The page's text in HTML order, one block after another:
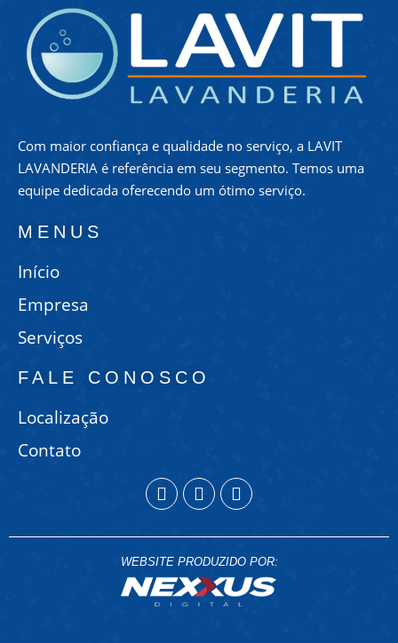
Com maior confiança e qualidade no serviço, a LAVIT
LAVANDERIA é referência em seu segmento. Temos uma
equipe dedicada oferecendo um ótimo serviço.
MENUS
Início
Empresa
Serviços
FALE CONOSCO
Localização
Contato
WEBSITE PRODUZIDO POR: